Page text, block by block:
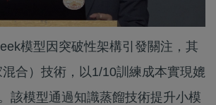
模型因突破性架構引發關注，其
合）技術，以1/10訓練成本實現媲
該模型通過知識蒸餾技術提升小模